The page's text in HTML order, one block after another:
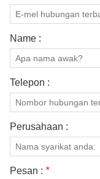
Name :
Telepon :
Perusahaan :
Pesan : *